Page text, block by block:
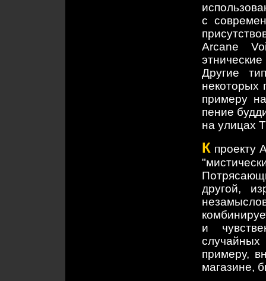
с
Arcane
Другие
некоторых
примеру
пение
на улицах
К проекту
другой,
и
примеру,
магазине,